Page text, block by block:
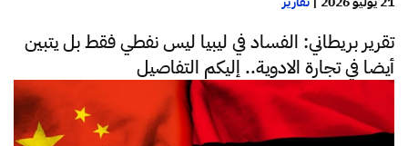
تقرير بريطاني: الفساد في ليبيا ليس نفطي فقط بل يتبين
أيضا في تجارة الادوية.. إليكم التفاصيل